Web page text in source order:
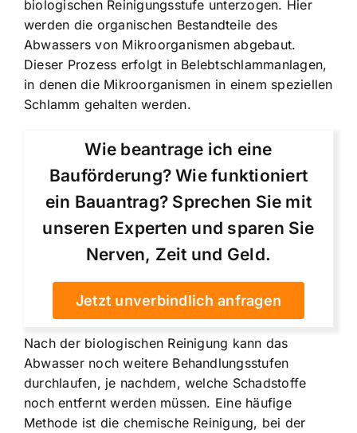
biologischen Reinigungsstufe unterzogen. Hier
werden die organischen Bestandteile des
Abwassers von Mikroorganismen abgebaut.
Dieser Prozess erfolgt in Belebtschlammanlagen,
in denen die Mikroorganismen in einem speziellen
Schlamm gehalten werden.
Wie beantrage ich eine
Bauförderung? Wie funktioniert
ein Bauantrag? Sprechen Sie mit
unseren Experten und sparen Sie
Nerven, Zeit und Geld.
Jetzt unverbindlich anfragen
Nach der biologischen Reinigung kann das
Abwasser noch weitere Behandlungsstufen
durchlaufen, je nachdem, welche Schadstoffe
noch entfernt werden müssen. Eine häufige
Methode ist die chemische Reinigung, bei der